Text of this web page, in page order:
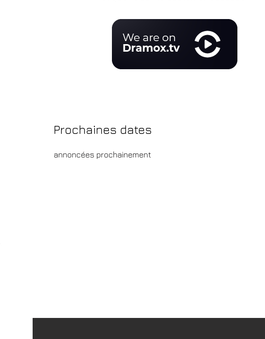
Prochaines dates
annoncées prochainement